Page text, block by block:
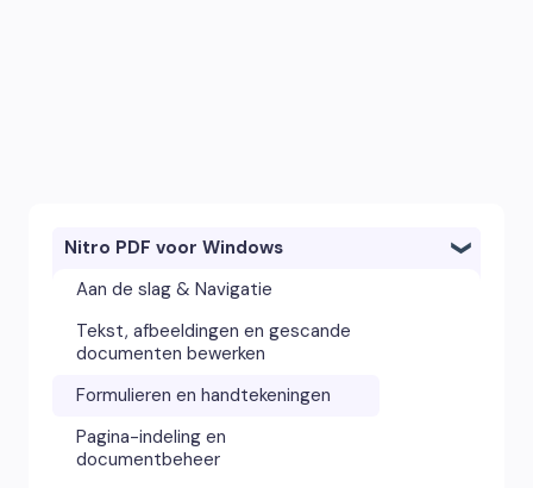
Nitro PDF voor Windows
Aan de slag & Navigatie
Tekst, afbeeldingen en gescande
documenten bewerken
Formulieren en handtekeningen
Pagina-indeling en
documentbeheer